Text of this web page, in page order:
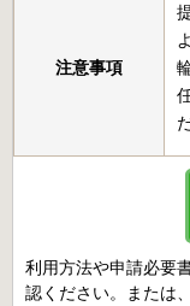
注意事項
利用方法や申請必要
認ください。または